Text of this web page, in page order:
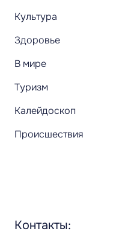
Культура
Здоровье
В мире
Туризм
Калейдоскоп
Происшествия
Контакты: